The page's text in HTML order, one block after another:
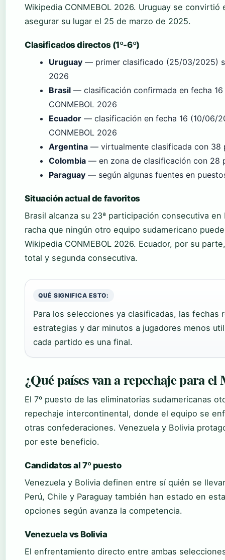
Wikipedia CONMEBOL 2026. Uruguay se
asegurar su lugar el 25 de marzo de 2025.
Clasificados directos (1º-6º)
Uruguay — primer clasificado (25/03/2025)
2026
Brasil — clasificación confirmada en fecha
CONMEBOL 2026
Ecuador — clasificación en fecha 16 (10/06/
CONMEBOL 2026
Argentina — virtualmente clasificada con 38
Colombia — en zona de clasificación con 28
Paraguay — según algunas fuentes en
Situación actual de favoritos
Brasil alcanza su 23ª participación consecutiva
racha que ningún otro equipo sudamericano
Wikipedia CONMEBOL 2026. Ecuador, por su
total y segunda consecutiva.
QUÉ SIGNIFICA ESTO:
Para los selecciones ya clasificadas, las fechas
estrategias y dar minutos a jugadores menos
cada partido es una final.
¿Qué países van a repechaje para
El 7º puesto de las eliminatorias sudamericanas
repechaje intercontinental, donde el equipo se
otras confederaciones. Venezuela y Bolivia
por este beneficio.
Candidatos al 7º puesto
Venezuela y Bolivia definen entre sí quién se
Perú, Chile y Paraguay también han estado en
opciones según avanza la competencia.
Venezuela vs Bolivia
El enfrentamiento directo entre ambas